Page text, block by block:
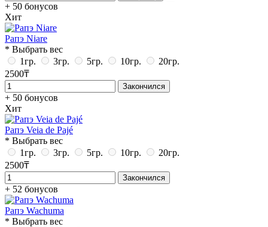
+ 50 бонусов
Хит
Рапэ Niare
* Выбрать вес
1гр.
3гр. 5гр. 10гр.
20гр.
2500₸
Закончился
+ 50 бонусов
Хит
Рапэ Veia de Pajé
* Выбрать вес
1гр.
3гр. 5гр. 10гр.
20гр.
2500₸
Закончился
+ 52 бонусов
Рапэ Wachuma
* Выбрать вес